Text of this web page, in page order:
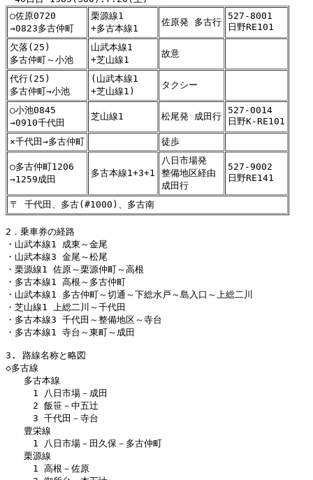
○佐原0720
→0823多古仲町
栗源線1
+多古本線1
佐原発 多古行
527-8001
日野RE101
欠落(25)
多古仲町～小池
山武本線1
+芝山線1
故意
代行(25)
多古仲町→小池
(山武本線1
+芝山線1)
タクシー
○小池0845
→0910千代田
芝山線1 松尾発 成田行
527-0014
日野K-RE101
×千代田→多古仲町
徒歩
○多古仲町1206
→1259成田
多古本線1+3+1
八日市場発
整備地区経由
成田行
527-9002
日野RE141
〒 千代田、多古(#1000)、多古南
2．乗車券の経路
・山武本線1 成東～金尾
・山武本線3 金尾～松尾
・栗源線1 佐原～栗源仲町～高根
・多古本線1 高根～多古仲町
・山武本線1 多古仲町～切通～下総水戸～島入口～上総二川
・芝山線1 上総二川～千代田
・多古本線3 千代田～整備地区～寺台
・多古本線1 寺台～東町～成田
3. 路線名称と略図
◇多古線
多古本線
1 八日市場－成田
2 飯笹－中五辻
3 千代田－寺台
豊栄線
1 八日市場－田久保－多古仲町
栗源線
1 高根－佐原